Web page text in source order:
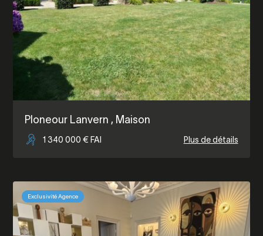
Ploneour Lanvern , Maison
1 340 000 € FAI Plus de détails
Exclusivité Agence